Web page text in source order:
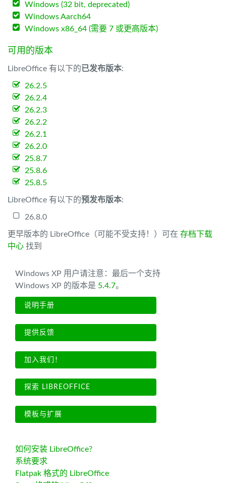
Windows (32 bit, deprecated)
Windows Aarch64
Windows x86_64 (需要 7 或更高版本)
可用的版本
LibreOffice 有以下的已发布版本:
26.2.5
26.2.4
26.2.3
26.2.2
26.2.1
26.2.0
25.8.7
25.8.6
25.8.5
LibreOffice 有以下的预发布版本:
26.8.0
更早版本的 LibreOffice（可能不受支持！）可在 存档下载
中心 找到
Windows XP 用户请注意：最后一个支持
Windows XP 的版本是 5.4.7。
说明手册
提供反馈
加入我们！
探索 LIBREOFFICE
模板与扩展
如何安装 LibreOffice?
系统要求
Flatpak 格式的 LibreOffice